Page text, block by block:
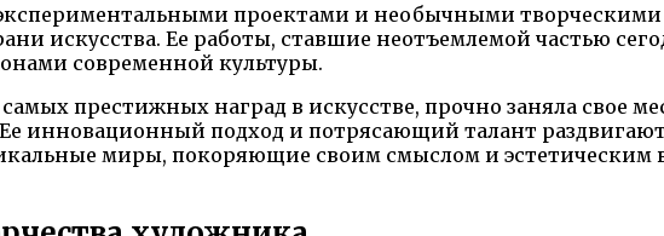
проектами и необычными
искусства. Ее работы, ставшие неотъемлемой частью
современной культуры.
престижных наград в искусстве, прочно заняла свое
инновационный подход и потрясающий талант
миры, покоряющие своим смыслом и эстетическим